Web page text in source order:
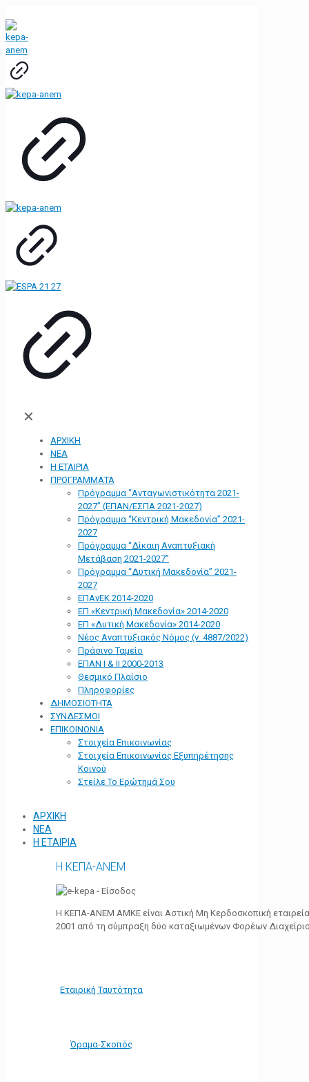
✕
ΑΡΧΙΚΗ
ΝΕΑ
Η ΕΤΑΙΡΙΑ
ΠΡΟΓΡΑΜΜΑΤΑ
Πρόγραμμα “Ανταγωνιστικότητα 2021-
2027” (ΕΠΑΝ/ΕΣΠΑ 2021-2027)
Πρόγραμμα “Κεντρική Μακεδονία” 2021-
2027
Πρόγραμμα “Δίκαιη Αναπτυξιακή
Μετάβαση 2021-2027”
Πρόγραμμα “Δυτική Μακεδονία” 2021-
2027
ΕΠΑνΕΚ 2014-2020
ΕΠ «Kεντρική Μακεδονία» 2014-2020
ΕΠ «Δυτική Μακεδονία» 2014-2020
Νέος Αναπτυξιακός Νόμος (ν. 4887/2022)
Πράσινο Ταμείο
ΕΠΑΝ Ι & ΙΙ 2000-2013
Θεσμικό Πλαίσιο
Πληροφορίες
ΔΗΜΟΣΙΟΤΗΤΑ
ΣΥΝΔΕΣΜΟΙ
ΕΠΙΚΟΙΝΩΝΙΑ
Στοιχεία Επικοινωνίας
Στοιχεία Επικοινωνίας Εξυπηρέτησης
Κοινού
Στείλε Το Ερώτημά Σου
ΑΡΧΙΚΗ
ΝΕΑ
Η ΕΤΑΙΡΙΑ
Η ΚΕΠΑ-ΑΝΕΜ
Η ΚΕΠΑ-ΑΝΕΜ ΑΜΚΕ είναι Αστική Μη Κερδοσκοπική
2001 από τη σύμπραξη δύο καταξιωμένων Φορέων
Εταιρική Ταυτότητα
Όραμα-Σκοπός